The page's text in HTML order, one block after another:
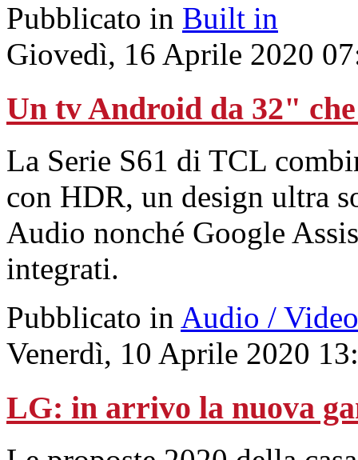
Pubblicato in Built in
Giovedì, 16 Aprile 2020
Un tv Android da 32"
La Serie S61 di TCL
con HDR, un design ultra
Audio nonché Google
integrati.
Pubblicato in Audio / Video
Venerdì, 10 Aprile 2020
LG: in arrivo la nuova